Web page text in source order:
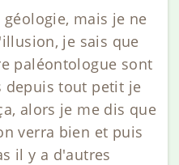
mais je ne
je sais que
paléontologue sont
depuis tout petit je
alors je me dis que
verra bien et puis
il y a d'autres